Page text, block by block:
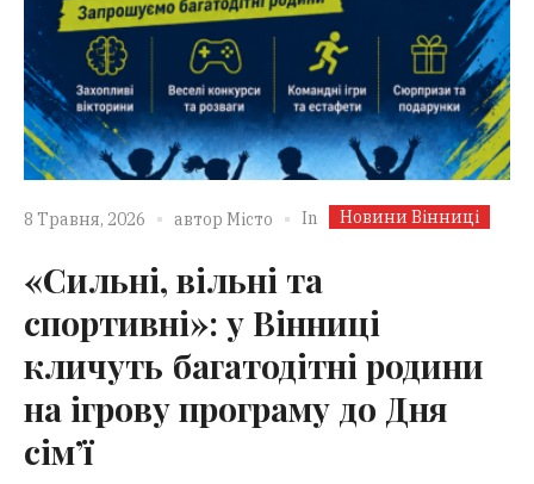
8 Травня, 2026 автор Місто In Новини Вінниці
«Сильні, вільні та
спортивні»: у Вінниці
кличуть багатодітні родини
на ігрову програму до Дня
сім’ї